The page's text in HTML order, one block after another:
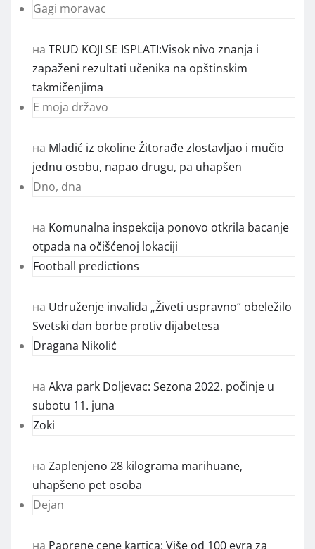
Gagi moravac
на TRUD KOJI SE ISPLATI:Visok nivo znanja i
zapaženi rezultati učenika na opštinskim
takmičenjima
E moja državo
на Mladić iz okoline Žitorađe zlostavljao i mučio
jednu osobu, napao drugu, pa uhapšen
Dno, dna
на Komunalna inspekcija ponovo otkrila bacanje
otpada na očišćenoj lokaciji
Football predictions
на Udruženje invalida „Živeti uspravno“ obeležilo
Svetski dan borbe protiv dijabetesa
Dragana Nikolić
на Akva park Doljevac: Sezona 2022. počinje u
subotu 11. juna
Zoki
на Zaplenjeno 28 kilograma marihuane,
uhapšeno pet osoba
Dejan
на Paprene cene kartica: Više od 100 evra za